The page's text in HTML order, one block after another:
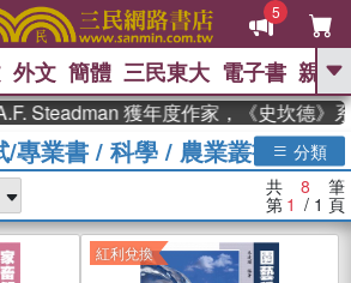
5
GO
熱搜： 東野圭吾 、 高希均教授回憶錄
、 The Odyssey 、 父親節 、 如果歷
國際布克
獎 臺灣漫遊錄 、 方念華 、 台灣的李
登輝時代 、 數學女孩：黎曼猜想
偉大的迷走神經
外文 簡體 三民東大 電子書 親子
Steadman 獲年度作家，《史坎德》系
/專業書 / 科學 / 農業叢書 分類
共 8 筆
第 1 / 1 頁
紅利兌換